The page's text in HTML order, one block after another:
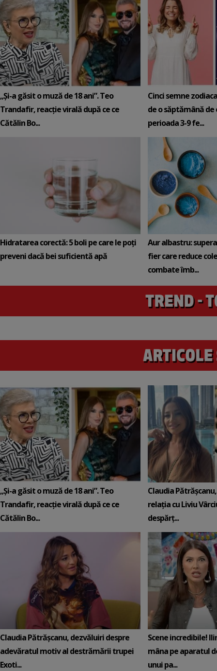
„Și-a găsit o muză de 18 ani”. Teo
Trandafir, reacție virală după ce ce
Cătălin Bo...
Cinci semne
de o săptămână de
perioada 3-9 fe...
Hidratarea corectă: 5 boli pe care le poți
preveni dacă bei suficientă apă
Aur albastru:
fier care reduce
combate îmb...
„Și-a găsit o muză de 18 ani”. Teo
Trandafir, reacție virală după ce ce
Cătălin Bo...
Claudia
relația cu Liviu
despărț...
Claudia Pătrășcanu, dezvăluiri despre
adevăratul motiv al destrămării trupei
Exoti...
Scene incredibile!
mâna pe aparatul
unui pa...